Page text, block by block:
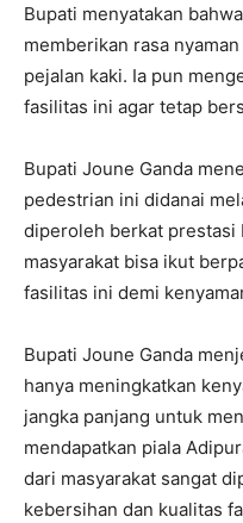
Bupati menyatakan
memberikan rasa
pejalan kaki. Ia pun
fasilitas ini agar tetap
Bupati Joune Ganda
pedestrian ini didanai
diperoleh berkat prestasi
masyarakat bisa ikut
fasilitas ini demi
Bupati Joune Ganda
hanya meningkatkan
jangka panjang untuk
mendapatkan piala
dari masyarakat sangat
kebersihan dan kualitas